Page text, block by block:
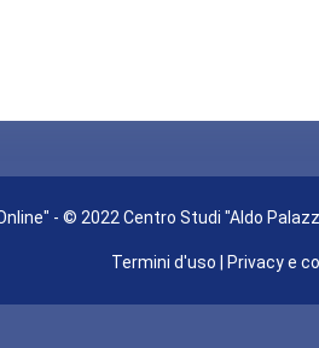
- © 2022 Centro Studi "Aldo
Termini d'uso Privacy e